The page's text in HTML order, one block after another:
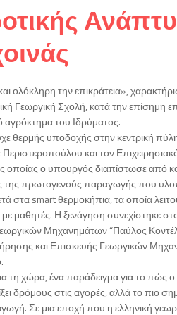
ολόκληρη την επικράτεια»,
Γεωργική Σχολή, κατά την επίσημη
αγρόκτημα του Ιδρύματος.
θερμής υποδοχής στην κεντρική
και τον
οποίας ο υπουργός διαπίστωσε από
της πρωτογενούς παραγωγής που
στα smart θερμοκήπια, τα οποία
μαθητές. Η ξενάγηση συνεχίστηκε
Μηχανημάτων “Παύλος
και Επισκευής Γεωργικών
τη χώρα, ένα παράδειγμα για το πώς
δρόμους στις αγορές, αλλά το πιο
Σε μια εποχή που η ελληνική